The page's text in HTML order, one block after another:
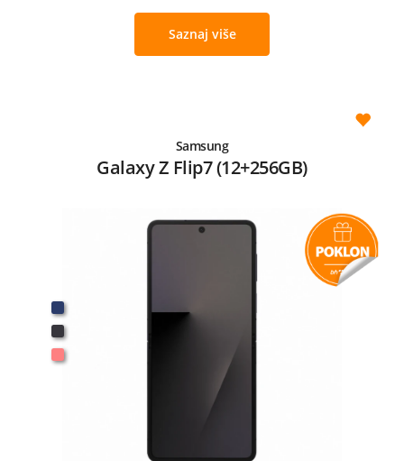
Saznaj više
Samsung
Galaxy Z Flip7 (12+256GB)